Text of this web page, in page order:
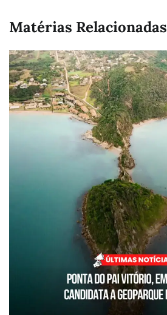
Matérias Relacionadas